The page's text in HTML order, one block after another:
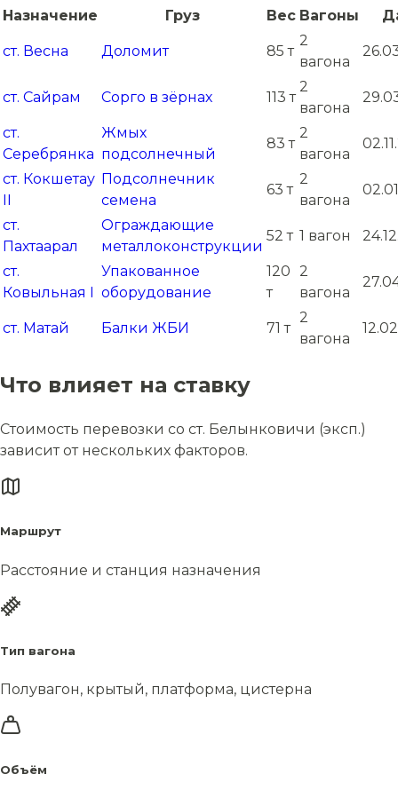
Назначение Груз Вес Вагоны
ст. Весна Доломит 85 т
2
вагона
ст. Сайрам Сорго в зёрнах 113 т
2
вагона
ст.
Серебрянка
Жмых
подсолнечный
83 т
2
вагона
ст. Кокшетау
II
Подсолнечник
семена
63 т
2
вагона
ст.
Пахтаарал
Ограждающие
металлоконструкции
52 т 1 вагон
ст.
Ковыльная I
Упакованное
оборудование
120
т
2
вагона
ст. Матай Балки ЖБИ 71 т
2
вагона
Что влияет на ставку
Стоимость перевозки со ст. Белынковичи (эксп.)
зависит от нескольких факторов.
Маршрут
Расстояние и станция назначения
Тип вагона
Полувагон, крытый, платформа, цистерна
Объём